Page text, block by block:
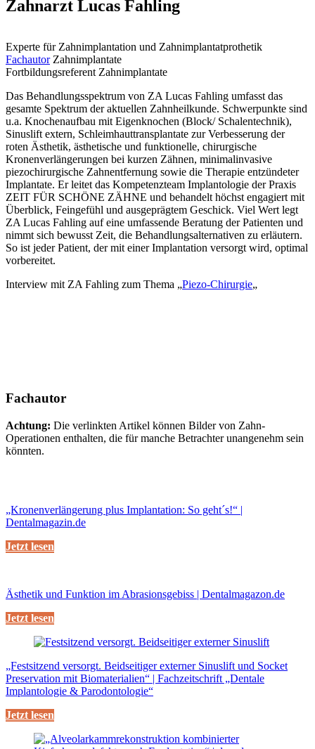
Zahnarzt Lucas Fahling
Experte für Zahnimplantation und Zahnimplantatprothetik
FachautorZahnimplantate
Fortbildungsreferent Zahnimplantate
Das Behandlungsspektrum von ZA Lucas Fahling umfasst das
gesamte Spektrum der aktuellen Zahnheilkunde. Schwerpunkte sind
u.a. Knochenaufbau mit Eigenknochen (Block/ Schalentechnik),
Sinuslift extern, Schleimhauttransplantate zur Verbesserung der
roten Ästhetik, ästhetische und funktionelle, chirurgische
Kronenverlängerungen bei kurzen Zähnen, minimalinvasive
piezochirurgische Zahnentfernung sowie die Therapie entzündeter
Implantate. Er leitet das Kompetenzteam Implantologie der Praxis
ZEIT FÜR SCHÖNE ZÄHNE und behandelt höchst engagiert mit
Überblick, Feingefühl und ausgeprägtem Geschick. Viel Wert legt
ZA Lucas Fahling auf eine umfassende Beratung der Patienten und
nimmt sich bewusst Zeit, die Behandlungsalternativen zu erläutern.
So ist jeder Patient, der mit einer Implantation versorgt wird, optimal
vorbereitet.
Interview mit ZA Fahling zum Thema „Piezo-Chirurgie„
Fachautor
Achtung: Die verlinkten Artikel können Bilder von Zahn-
Operationen enthalten, die für manche Betrachter unangenehm sein
könnten.
„Kronenverlängerung plus Implantation: So geht´s!“ |
Dentalmagazin.de
Jetzt lesen
Ästhetik und Funktion im Abrasionsgebiss | Dentalmagazon.de
Jetzt lesen
„Festsitzend versorgt. Beidseitiger externer Sinuslift und Socket
Preservation mit Biomaterialien“ | Fachzeitschrift „Dentale
Implantologie & Parodontologie“
Jetzt lesen